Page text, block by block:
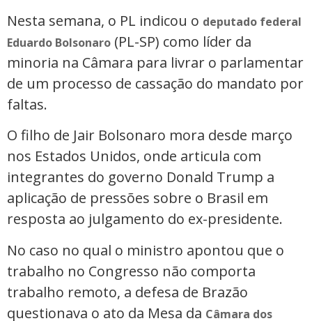
Nesta semana, o PL indicou o deputado federal
Eduardo Bolsonaro (PL-SP) como líder da
minoria na Câmara para livrar o parlamentar
de um processo de cassação do mandato por
faltas.
O filho de Jair Bolsonaro mora desde março
nos Estados Unidos, onde articula com
integrantes do governo Donald Trump a
aplicação de pressões sobre o Brasil em
resposta ao julgamento do ex-presidente.
No caso no qual o ministro apontou que o
trabalho no Congresso não comporta
trabalho remoto, a defesa de Brazão
questionava o ato da Mesa da Câmara dos